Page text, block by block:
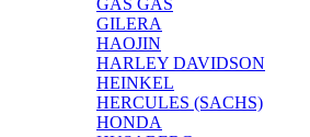
GAS GAS
GILERA
HAOJIN
HARLEY DAVIDSON
HEINKEL
HERCULES (SACHS)
HONDA